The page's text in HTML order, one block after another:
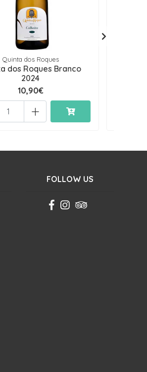
Quinta dos Roques
dos Roques Branco
2024
10,90€
+
FOLLOW US